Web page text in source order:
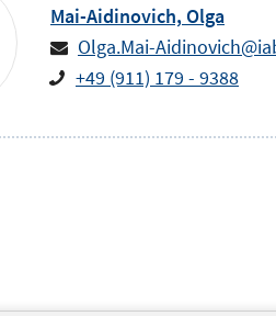
Mai-Aidinovich, Olga
Olga.Mai-
+49 (911) 179 - 9388